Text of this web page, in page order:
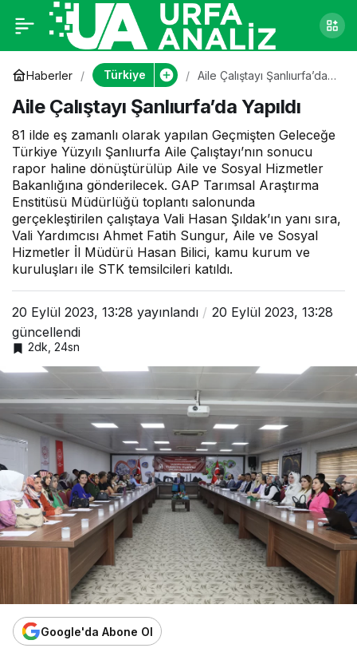
Haberler Türkiye
Aile Çalıştayı Şanlıurfa’da
Aile Çalıştayı Şanlıurfa’da Yapıldı
81 ilde eş zamanlı olarak yapılan Geçmişten Geleceğe
Türkiye Yüzyılı Şanlıurfa Aile Çalıştayı’nın sonucu
rapor haline dönüştürülüp Aile ve Sosyal Hizmetler
Bakanlığına gönderilecek. GAP Tarımsal Araştırma
Enstitüsü Müdürlüğü toplantı salonunda
gerçekleştirilen çalıştaya Vali Hasan Şıldak’ın yanı sıra,
Vali Yardımcısı Ahmet Fatih Sungur, Aile ve Sosyal
Hizmetler İl Müdürü Hasan Bilici, kamu kurum ve
kuruluşları ile STK temsilcileri katıldı.
20 Eylül 2023, 13:28 yayınlandı
20 Eylül 2023, 13:28
güncellendi
2dk, 24sn
Google'da Abone Ol
Aile Çalıştayı
Şanlıurfa’da Yapıldı
0